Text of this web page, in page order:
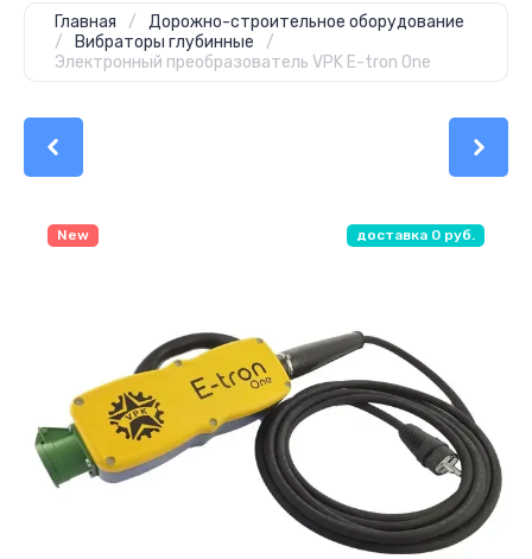
Главная /
Дорожно-строительное оборудование
/
Вибраторы глубинные
/
Электронный преобразователь VPK E-tron One
New доставка 0 руб.